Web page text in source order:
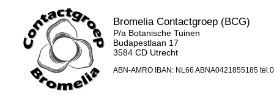
Bromelia Contactgroep (BCG)
P/a Botanische Tuinen
Budapestlaan 17
3584 CD Utrecht
ABN-AMRO IBAN: NL66 ABNA0421855185